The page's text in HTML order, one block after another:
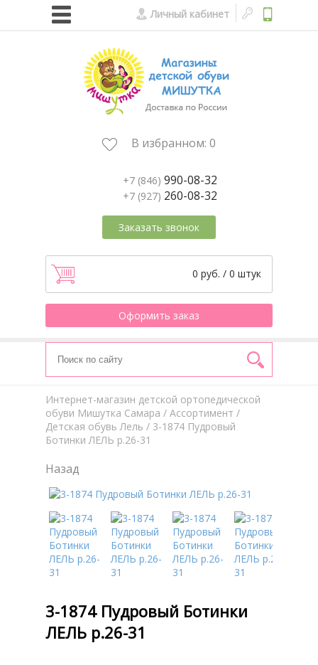
Личный кабинет
В избранном: 0
+7 (846) 990-08-32
+7 (927) 260-08-32
Заказать звонок
0 руб. / 0 штук
Оформить заказ
Интернет-магазин детской ортопедической
обуви Мишутка Самара / Aссортимент /
Детская обувь Лель / 3-1874 Пудровый
Ботинки ЛЕЛЬ р.26-31
Назад
3-1874 Пудровый Ботинки
ЛЕЛЬ р.26-31